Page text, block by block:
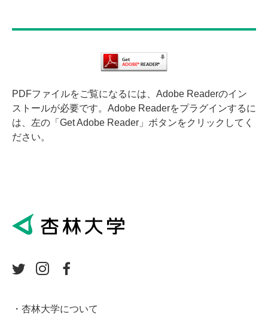
PDFファイルをご覧になるには、Adobe Readerのイン
ストールが必要です。Adobe Readerをプラグインするに
は、左の「Get Adobe Reader」ボタンをクリックしてく
ださい。
杏林大学について